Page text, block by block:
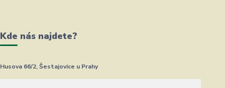
Kde nás najdete?
Husova 66/2, Šestajovice u Prahy